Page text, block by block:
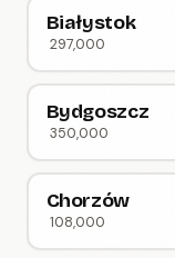
Białystok
297,000
Bydgoszcz
350,000
Chorzów
108,000